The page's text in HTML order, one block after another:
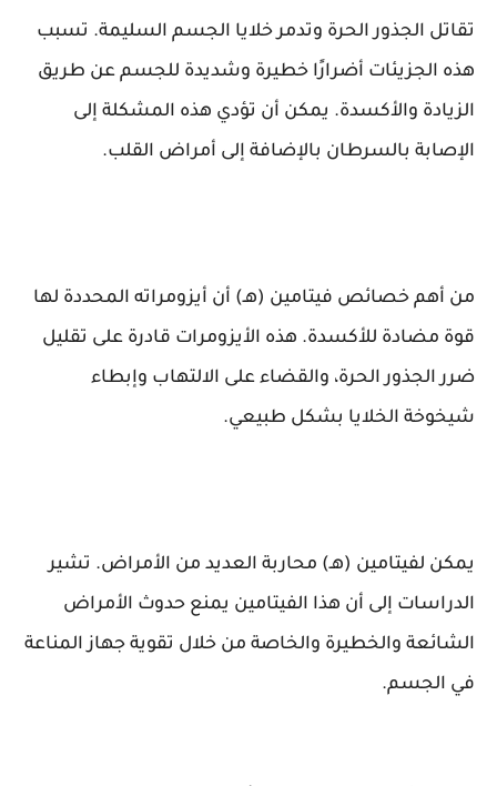
تقاتل الجذور الحرة وتدمر خلايا الجسم السليمة. تسبب
هذه الجزيئات أضرارًا خطيرة وشديدة للجسم عن طريق
الزيادة والأكسدة. يمكن أن تؤدي هذه المشكلة إلى
الإصابة بالسرطان بالإضافة إلى أمراض القلب.
من أهم خصائص فيتامين (هـ) أن أيزومراته المحددة لها
قوة مضادة للأكسدة. هذه الأيزومرات قادرة على تقليل
ضرر الجذور الحرة، والقضاء على الالتهاب وإبطاء
شيخوخة الخلايا بشكل طبيعي.
يمكن لفيتامين (هـ) محاربة العديد من الأمراض. تشير
الدراسات إلى أن هذا الفيتامين يمنع حدوث الأمراض
الشائعة والخطيرة والخاصة من خلال تقوية جهاز المناعة
في الجسم.